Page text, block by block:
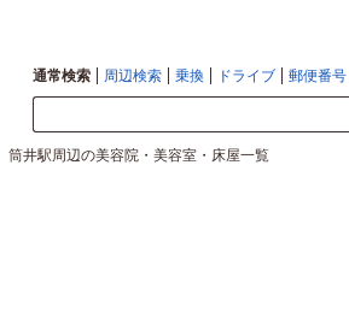
通常検索 周辺検索 乗換 ドライブ 郵便番号
筒井駅周辺の美容院・美容室・床屋一覧